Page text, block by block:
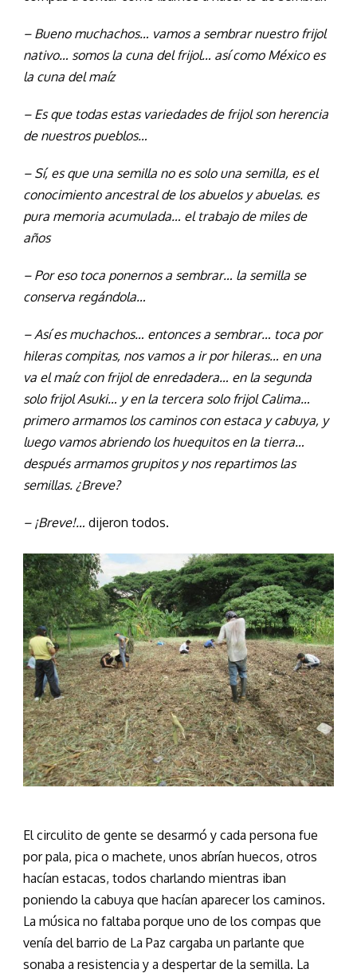
– Bueno muchachos… vamos a sembrar nuestro frijol
nativo… somos la cuna del frijol… así como México es
la cuna del maíz
– Es que todas estas variedades de frijol son herencia
de nuestros pueblos…
– Sí, es que una semilla no es solo una semilla, es el
conocimiento ancestral de los abuelos y abuelas. es
pura memoria acumulada… el trabajo de miles de
años
– Por eso toca ponernos a sembrar… la semilla se
conserva regándola…
– Así es muchachos… entonces a sembrar… toca por
hileras compitas, nos vamos a ir por hileras… en una
va el maíz con frijol de enredadera… en la segunda
solo frijol Asuki… y en la tercera solo frijol Calima…
primero armamos los caminos con estaca y cabuya, y
luego vamos abriendo los huequitos en la tierra…
después armamos grupitos y nos repartimos las
semillas. ¿Breve?
– ¡Breve!… dijeron todos.
El circulito de gente se desarmó y cada persona fue
por pala, pica o machete, unos abrían huecos, otros
hacían estacas, todos charlando mientras iban
poniendo la cabuya que hacían aparecer los caminos.
La música no faltaba porque uno de los compas que
venía del barrio de La Paz cargaba un parlante que
sonaba a resistencia y a despertar de la semilla. La